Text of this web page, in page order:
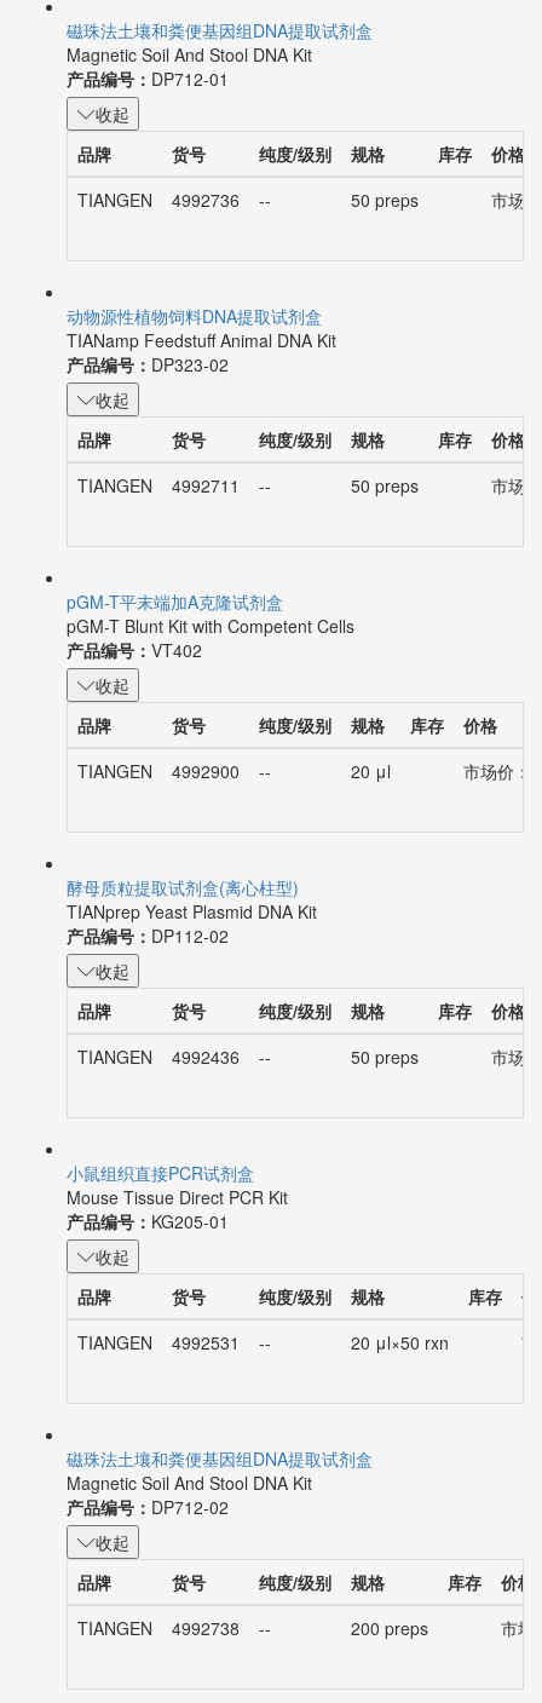
磁珠法土壤和粪便基因组DNA提取试剂盒
Magnetic Soil And Stool DNA Kit
产品编号： DP712-01
收起
品牌
货号 纯度/级别 规格 库存
价格
TIANGEN
4992736 -- 50 preps 市场
动物源性植物饲料DNA提取试剂盒
TIANamp Feedstuff Animal DNA Kit
产品编号： DP323-02
收起
品牌
货号 纯度/级别 规格 库存
价格
TIANGEN
4992711 -- 50 preps 市场
pGM-T平末端加A克隆试剂盒
pGM-T Blunt Kit with Competent Cells
产品编号： VT402
收起
品牌
货号 纯度/级别 规格 库存
价格
TIANGEN
4992900 -- 20 μl 市场价：
酵母质粒提取试剂盒(离心柱型)
TIANprep Yeast Plasmid DNA Kit
产品编号： DP112-02
收起
品牌
货号 纯度/级别 规格 库存
价格
TIANGEN
4992436 -- 50 preps 市场
小鼠组织直接PCR试剂盒
Mouse Tissue Direct PCR Kit
产品编号： KG205-01
收起
品牌
货号 纯度/级别 规格 库存
TIANGEN
4992531 -- 20 μl×50 rxn
磁珠法土壤和粪便基因组DNA提取试剂盒
Magnetic Soil And Stool DNA Kit
产品编号： DP712-02
收起
品牌
货号 纯度/级别 规格 库存
价格
TIANGEN
4992738 -- 200 preps 市场